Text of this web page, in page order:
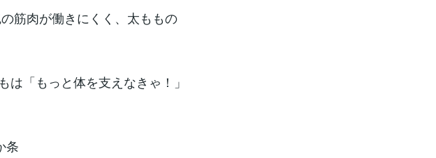
筋肉が働きにくく、太ももの
「もっと体を支えなきゃ！」
条